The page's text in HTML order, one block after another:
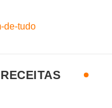
RECEITAS